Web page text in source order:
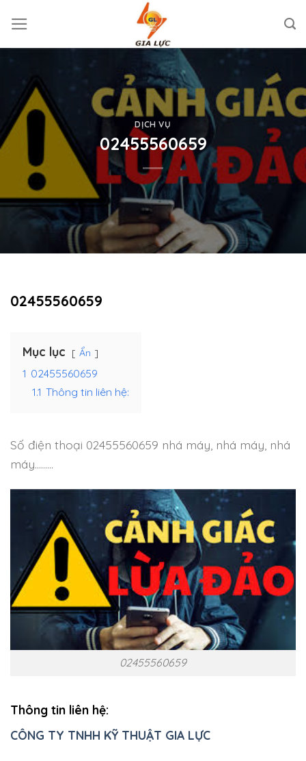
content
DỊCH VỤ
02455560659
02455560659
Mục lục Ẩn
1 02455560659
1.1 Thông tin liên hệ:
Số điện thoại 02455560659 nhá máy, nhá máy, nhá
máy………
02455560659
Thông tin liên hệ:
CÔNG TY TNHH KỸ THUẬT GIA LỰC